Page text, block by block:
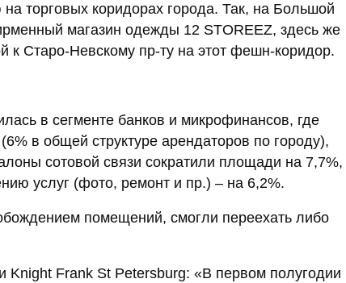
торговых коридорах города. Так, на Большой
магазин одежды 12 STOREEZ, здесь же
к Старо-Невскому пр-ту на этот фешн-коридор.
в сегменте банков и микрофинансов, где
в общей структуре арендаторов по городу),
сотовой связи сократили площади на 7,7%,
услуг (фото, ремонт и пр.) – на 6,2%.
помещений, смогли переехать либо
Knight Frank St Petersburg: «В первом полугодии